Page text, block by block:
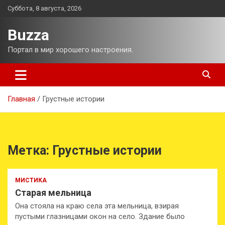
Перейти
Суббота, 8 августа, 2026
Buzza
Портал в мир хорошего настроения.
Главная Грустные истории
Метка: Грустные истории
МИСТИКА
Старая мельница
Она стояла на краю села эта мельница, взирая
пустыми глазницами окон на село. Здание было